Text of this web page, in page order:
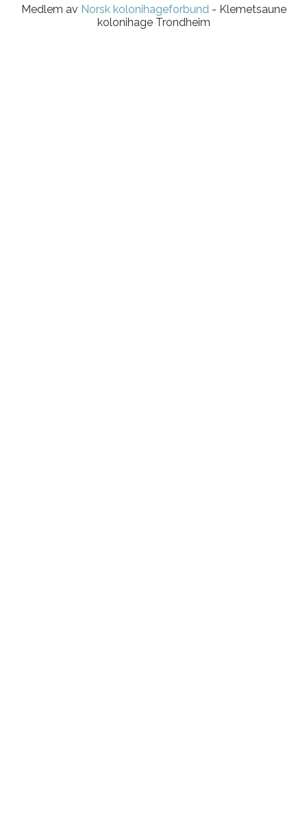
Medlem av Norsk kolonihageforbund - Klemetsaune
kolonihage Trondheim